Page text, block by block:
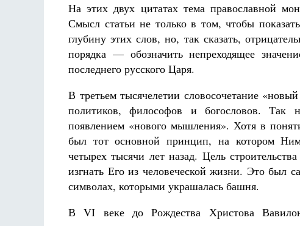
На этих двух цитатах тема православной
Смысл статьи не только в том, чтобы
глубину этих слов, но, так сказать,
порядка — обозначить непреходящее
последнего русского Царя.
В третьем тысячелетии словосочетание
политиков, философов и богословов. Так
появлением «нового мышления». Хотя в
был тот основной принцип, на котором
четырех тысячи лет назад. Цель
изгнать Его из человеческой жизни. Это был
символах, которыми украшалась башня.
В VI веке до Рождества Христова